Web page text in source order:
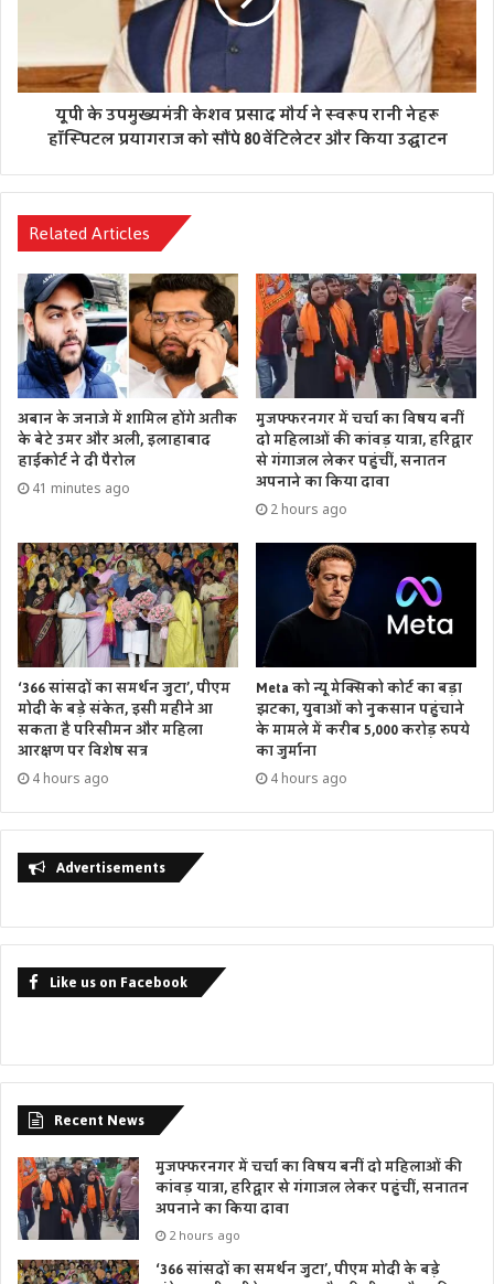
वाले मरीजों की समस्या को ध्यान में रखते हुए चिकित्सालय द्वारा
टेलीमेडिसिन की सेवायें प्रदान की जा रही हैं।
Tags टेलीमेडिसिन सुविधा
यूपी के उपमुख्यमंत्री केशव प्रसाद मौर्य ने स्वरूप रानी नेहरू
हॉस्पिटल प्रयागराज को सौंपे 80 वेंटिलेटर और किया उद्घाटन
Related Articles
अबान के जनाजे में शामिल होंगे अतीक
के बेटे उमर और अली, इलाहाबाद
हाईकोर्ट ने दी पैरोल
41 minutes ago
मुजफ्फरनगर में चर्चा का विषय बनीं
दो महिलाओं की कांवड़ यात्रा, हरिद्वार
से गंगाजल लेकर पहुंचीं, सनातन
अपनाने का किया दावा
2 hours ago
‘366 सांसदों का समर्थन जुटा’, पीएम
मोदी के बड़े संकेत, इसी महीने आ
सकता है परिसीमन और महिला
आरक्षण पर विशेष सत्र
4 hours ago
Meta को न्यू मेक्सिको कोर्ट का बड़ा
झटका, युवाओं को नुकसान पहुंचाने
के मामले में करीब 5,000 करोड़ रुपये
का जुर्माना
4 hours ago
Advertisements
Like us on Facebook
Recent News
मुजफ्फरनगर में चर्चा का विषय बनीं दो महिलाओं की
कांवड़ यात्रा, हरिद्वार से गंगाजल लेकर पहुंचीं, सनातन
अपनाने का किया दावा
2 hours ago
‘366 सांसदों का समर्थन जुटा’, पीएम मोदी के बड़े